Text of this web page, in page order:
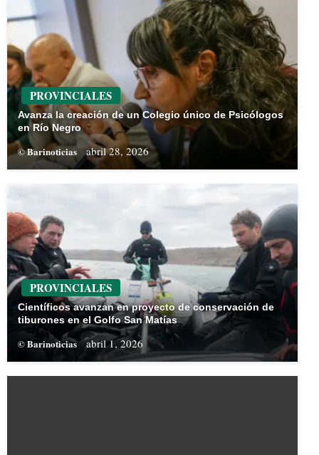
PROVINCIALES
Avanza la creación de un Colegio único de Psicólogos
en Río Negro
© Barinoticias abril 28, 2026
PROVINCIALES
Científicos avanzan en proyecto de conservación de
tiburones en el Golfo San Matías
© Barinoticias abril 1, 2026